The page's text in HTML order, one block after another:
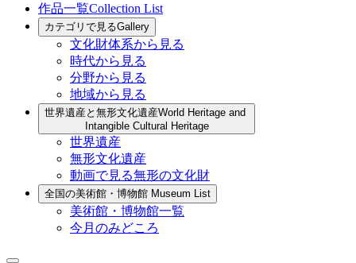
作品一覧Collection List
カテゴリで見るGallery
文化財体系から見る
時代から見る
分野から見る
地域から見る
世界遺産と無形文化遺産World Heritage and
Intangible Cultural Heritage
世界遺産
無形文化遺産
動画で見る無形の文化財
全国の美術館・博物館 Museum List
美術館・博物館一覧
今月のみどころ